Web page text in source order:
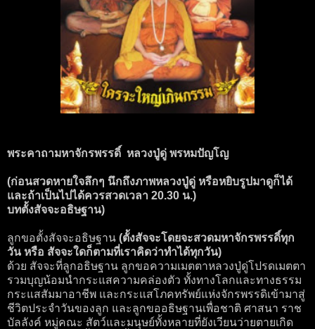
พระคาถามหาจักรพรรดิ์ หลวงปู่ดู่ พรหมปัญโญ
(ก่อนสวดหายใจลึกๆ นึกถึงภาพหลวงปู่ดู่ หรือหยิบรูปมาดูก็ได้
และถ้าเป็นไปได้ควรสวดเวลา 20.30 น.)
บทตั้งสัจจะอธิษฐาน)
ลูกขอตั้งสัจจะอธิษฐาน (ตั้งสัจจะโดยจะสวดมหาจักรพรรดิ์ทุก
วัน หรือ สัจจะใดก็ตามที่เราคิดว่าทำได้ทุกวัน)
ด้วย สัจจะที่ลูกอธิษฐาน ลูกขอความเมตตาหลวงปู่ดู่โปรดเมตตา
รวมบุญน้อมนำกระแสความคล่องตัว ทั้งทางโลกและทางธรรม
กระแสสัมมาอาชีพ และกระแสโภคทรัพย์แห่งจักรพรรดิเข้ามาสู่
ชีวิตประจำวันของลูก และลูกขออธิษฐานเพื่อชาติ ศาสนา ราช
บัลลังค์ หมู่คณะ สัตว์และมนุษย์ทั้งหลายที่ยังเวียนว่ายตายเกิด